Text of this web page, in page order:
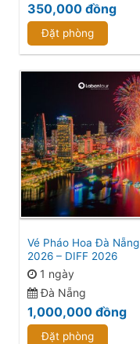
350,000đồng
Đặt phòng
Vé Pháo Hoa Đà Nẵng
2026 – DIFF 2026
1 ngày
Đà Nẵng
1,000,000đồng
Đặt phòng